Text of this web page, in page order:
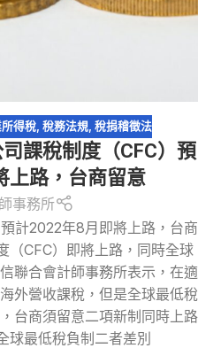
得稅, 稅務法規, 稅捐稽徵法
課稅制度（CFC）預
上路，台商留意
事務所
計2022年8月即將上路，台商
（CFC）即將上路，同時全球
聯合會計師事務所表示，在適
外營收課稅，但是全球最低稅
台商須留意二項新制同時上路
球最低稅負制二者差別